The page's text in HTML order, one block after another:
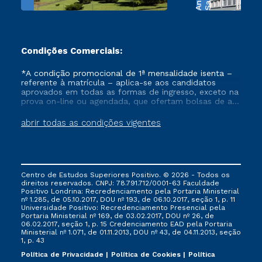
Condições Comerciais:
abrir todas as condições vigentes
*A condição promocional de 1ª mensalidade isenta –
referente à matrícula – aplica-se aos candidatos
aprovados em todas as formas de ingresso, exceto na
prova on-line ou agendada, que ofertam bolsas de até
vigente, que ainda não tenham efetivado e/ou não
tenham cancelado ou trancado sua matrícula em uma
via FIES, Prouni e outros programas governamentais, e
não se acumula com nenhuma outra campanha
ofertada pela Instituição.
Centro de Estudos Superiores Positivo. © 2026 - Todos os
direitos reservados. CNPJ: 78.791.712/0001-63 Faculdade
Positivo Londrina: Recredenciamento pela Portaria Ministerial
nº 1.285, de 05.10.2017, DOU nº 193, de 06.10.2017, seção 1, p. 11
Universidade Positivo: Recredenciamento Presencial ​pela
Portaria Ministerial nº 169, de 03.02.2017, DOU nº 26, de
06.02.2017, seção 1, p. 15 Credenciamento EAD pela Portaria
Ministerial nº 1.071, de 01.11.2013, DOU nº 43, de 04.11.2013, seção
1, p. 43
Política de Privacidade
Política de Cookies Política